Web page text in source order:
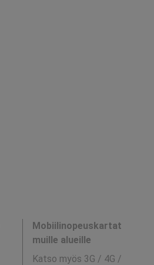
Mobiilinopeuskartat
muille alueille
Katso myös 3G / 4G /